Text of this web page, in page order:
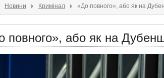
Новини Кримінал «До повного», або як на
повного», або як на